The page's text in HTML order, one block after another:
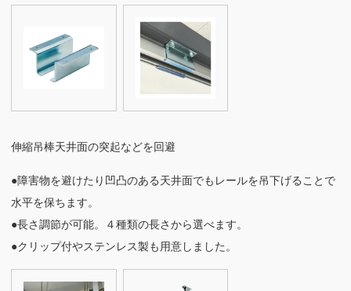
伸縮吊棒天井面の突起などを回避
●障害物を避けたり凹凸のある天井面でもレールを吊下げることで
水平を保ちます。
●長さ調節が可能。４種類の長さから選べます。
●クリップ付やステンレス製も用意しました。